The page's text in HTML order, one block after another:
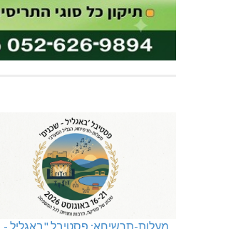
מעלות-תרשיחא: פסטיבל "באגליל -